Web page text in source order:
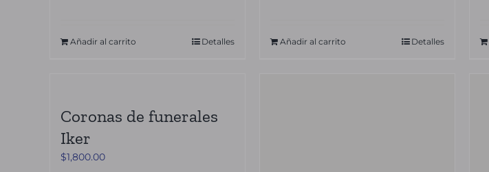
Añadir al carrito Detalles Añadir al carrito Detalles
Coronas de funerales
Iker
$1,800.00